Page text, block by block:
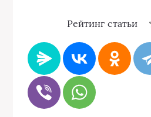
Рейтинг статьи